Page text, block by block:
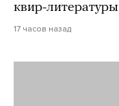
квир-литературы
17 часов назад